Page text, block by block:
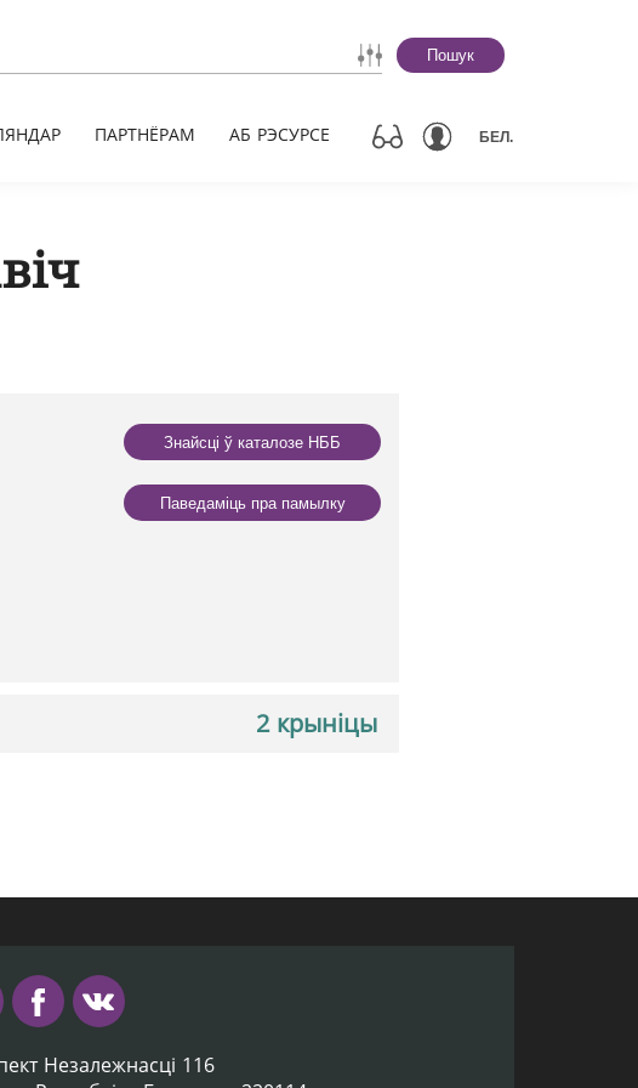
Пошук
ПАРТНЁРАМ АБ РЭСУРСЕ БЕЛ.
Знайсці ў каталозе НББ
Паведаміць пра памылку
2 крыніцы
Незалежнасці 116